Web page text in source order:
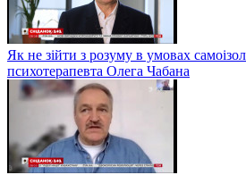
Як не зійти з розуму в умовах
психотерапевта Олега Чабана